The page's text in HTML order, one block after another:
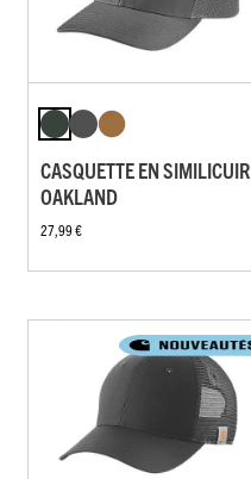
CASQUETTE EN SIMILICUIR
OAKLAND
27,99 €